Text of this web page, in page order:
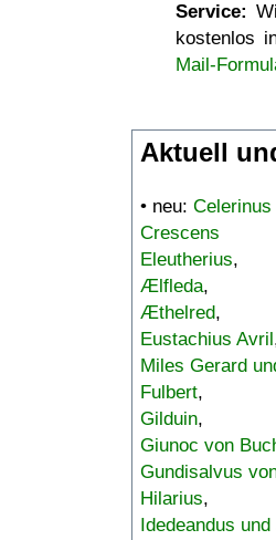
Service:
kostenlos
Mail-
Aktuell
• neu:
Crescens
Eleutherius,
Ælfleda,
Æthelred,
Eustachius Avril
Miles Gerard
Fulbert,
Gilduin,
Giunoc von
Gundisalvus
Hilarius,
Idedeandus